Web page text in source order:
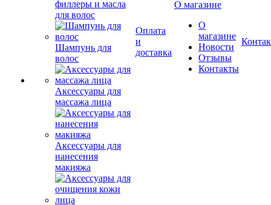
филлеры и масла
для волос
Шампунь для
волос
Аксессуары для
массажа лица
Аксессуары для
нанесения
макияжа
Оплата
и
доставка
О магазине
О
магазине
Новости
Отзывы
Контакты